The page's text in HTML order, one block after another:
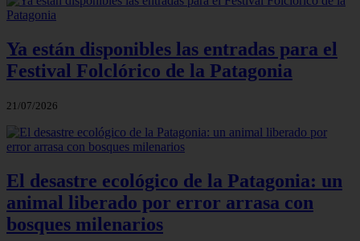
Ya están disponibles las entradas para el
Festival Folclórico de la Patagonia
21/07/2026
El desastre ecológico de la Patagonia: un
animal liberado por error arrasa con
bosques milenarios